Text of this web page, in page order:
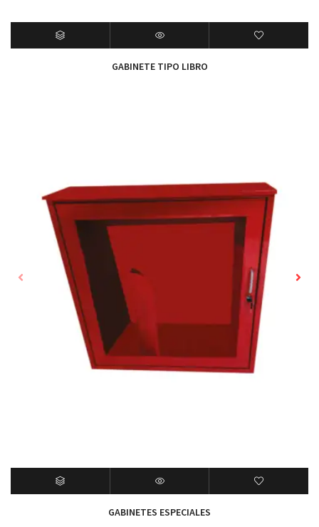
GABINETE TIPO LIBRO
GABINETES ESPECIALES